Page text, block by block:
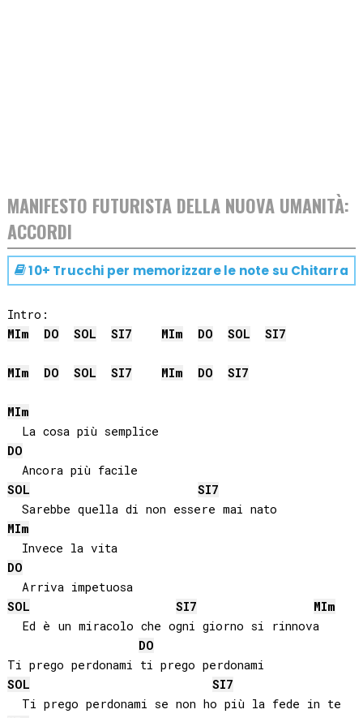
MANIFESTO FUTURISTA DELLA NUOVA UMANITÀ:
ACCORDI
10+ Trucchi per memorizzare le note su Chitarra
MIm DO SOL SI7 MIm DO SOL SI7
MIm DO SOL SI7 MIm DO SI7
MIm
DO
SOL
SI7
MIm
  Invece la vita
DO
  Arriva impetuosa
SOL
SI7 MIm
  Ed è un miracolo che ogni giorno si rinnova
DO
SOL
SI7